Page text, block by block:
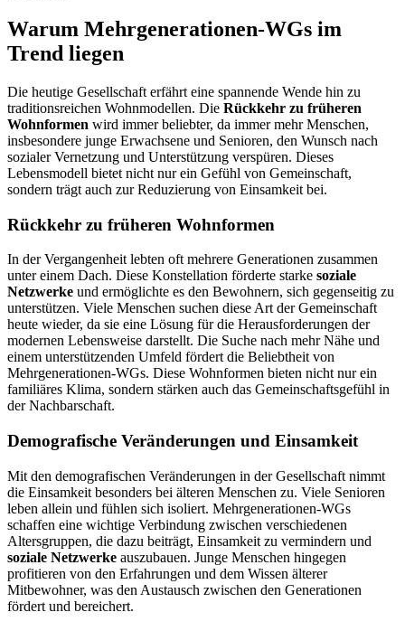
Warum Mehrgenerationen-WGs im
Trend liegen
Die heutige Gesellschaft erfährt eine spannende Wende hin zu
traditionsreichen Wohnmodellen. Die Rückkehr zu früheren
Wohnformen wird immer beliebter, da immer mehr Menschen,
insbesondere junge Erwachsene und Senioren, den Wunsch nach
sozialer Vernetzung und Unterstützung verspüren. Dieses
Lebensmodell bietet nicht nur ein Gefühl von Gemeinschaft,
sondern trägt auch zur Reduzierung von Einsamkeit bei.
Rückkehr zu früheren Wohnformen
In der Vergangenheit lebten oft mehrere Generationen zusammen
unter einem Dach. Diese Konstellation förderte starke soziale
Netzwerke und ermöglichte es den Bewohnern, sich gegenseitig zu
unterstützen. Viele Menschen suchen diese Art der Gemeinschaft
heute wieder, da sie eine Lösung für die Herausforderungen der
modernen Lebensweise darstellt. Die Suche nach mehr Nähe und
einem unterstützenden Umfeld fördert die Beliebtheit von
Mehrgenerationen-WGs. Diese Wohnformen bieten nicht nur ein
familiäres Klima, sondern stärken auch das Gemeinschaftsgefühl in
der Nachbarschaft.
Demografische Veränderungen und Einsamkeit
Mit den demografischen Veränderungen in der Gesellschaft nimmt
die Einsamkeit besonders bei älteren Menschen zu. Viele Senioren
leben allein und fühlen sich isoliert. Mehrgenerationen-WGs
schaffen eine wichtige Verbindung zwischen verschiedenen
Altersgruppen, die dazu beiträgt, Einsamkeit zu vermindern und
soziale Netzwerke auszubauen. Junge Menschen hingegen
profitieren von den Erfahrungen und dem Wissen älterer
Mitbewohner, was den Austausch zwischen den Generationen
fördert und bereichert.